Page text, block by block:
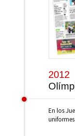
2012
En los